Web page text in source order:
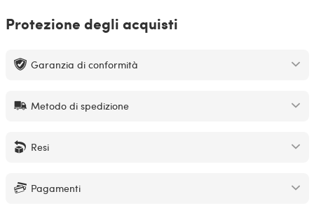
Protezione degli acquisti
Garanzia di conformità
Metodo di spedizione
Resi
Pagamenti